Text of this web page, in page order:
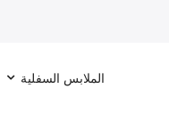
الملابس السفلية